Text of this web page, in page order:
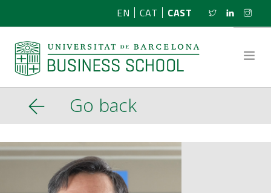
EN CAT CAST
SOBRE NOSOTROS
INVESTIGACIÓN
PROGRAMAS
Go back